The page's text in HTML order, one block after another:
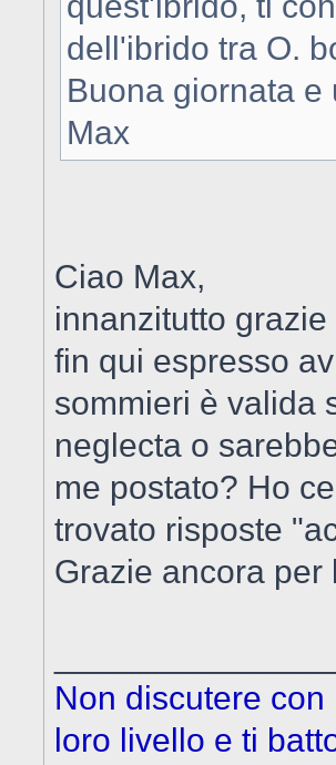
dell'ibrido tra O.
Buona giornata e
Max
Ciao Max,
innanzitutto
fin qui espresso
sommieri è valida
neglecta o
me postato? Ho
trovato risposte
Grazie ancora
Non discutere
loro livello e ti